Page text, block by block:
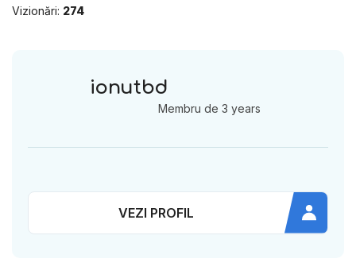
Vizionări: 274
ionutbd
Membru de 3 years
VEZI PROFIL